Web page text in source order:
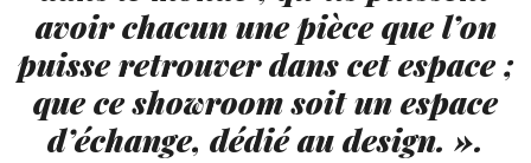
avoir chacun une pièce que l’on
puisse retrouver dans cet espace ;
que ce showroom soit un espace
d’échange, dédié au design. ».